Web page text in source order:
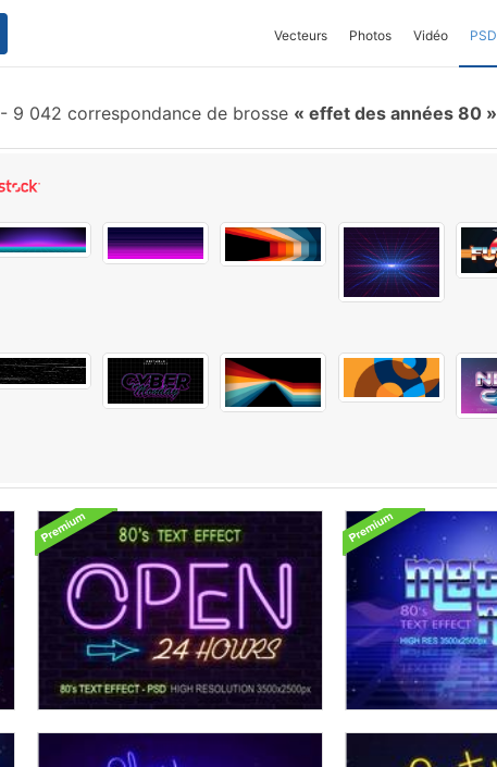
Vecteurs Photos Vidéo PSD
- 9 042 correspondance de brosse effet des années 80